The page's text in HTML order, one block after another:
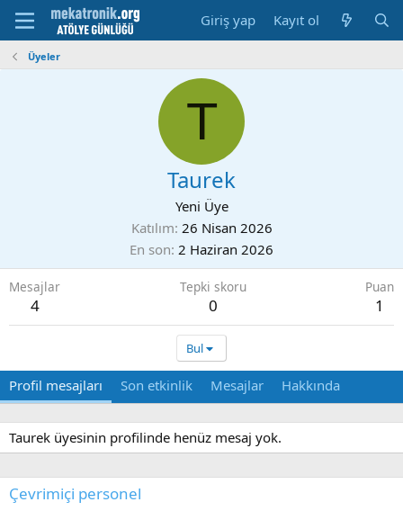
Giriş yap Kayıt ol
Üyeler
T
Taurek
Yeni Üye
Katılım 26 Nisan 2026
En son 2 Haziran 2026
Mesajlar
4
Tepki skoru
0
Puan
1
Bul
Profil mesajları Son etkinlik Mesajlar Hakkında
Taurek üyesinin profilinde henüz mesaj yok.
Çevrimiçi personel